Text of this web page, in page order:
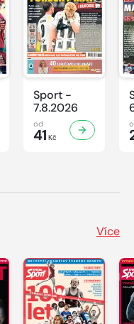
Sport -
7.8.2026
od
41 Kč
Více